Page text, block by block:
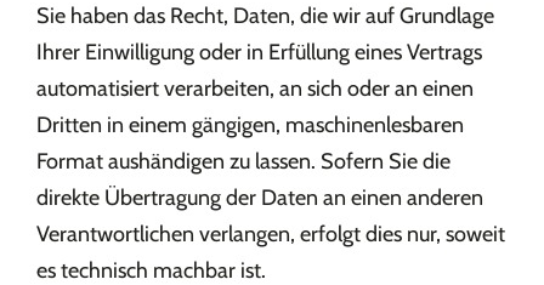
Sie haben das Recht, Daten, die wir auf Grundlage
Ihrer Einwilligung oder in Erfüllung eines Vertrags
automatisiert verarbeiten, an sich oder an einen
Dritten in einem gängigen, maschinenlesbaren
Format aushändigen zu lassen. Sofern Sie die
direkte Übertragung der Daten an einen anderen
Verantwortlichen verlangen, erfolgt dies nur, soweit
es technisch machbar ist.